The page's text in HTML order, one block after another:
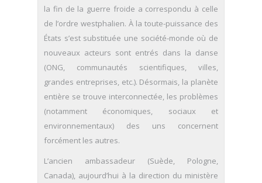
la fin de la guerre froide a correspondu à celle
de l’ordre westphalien. À la toute-puissance des
États s’est substituée une société-monde où de
nouveaux acteurs sont entrés dans la danse
(ONG, communautés scientifiques, villes,
grandes entreprises, etc.). Désormais, la planète
entière se trouve interconnectée, les problèmes
(notamment économiques, sociaux et
environnementaux) des uns concernent
forcément les autres.
L’ancien ambassadeur (Suède, Pologne,
Canada), aujourd’hui à la direction du ministère